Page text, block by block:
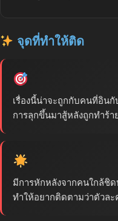
จุดที่ทำให้ติด
เรื่องนี้น่าจะถูกกับคนที่อิน
การลุกขึ้นมาสู้หลังถูกทำร้า
มีการหักหลังจากคนใกล้ชิ
ทำให้อยากติดตามว่าตัวละ